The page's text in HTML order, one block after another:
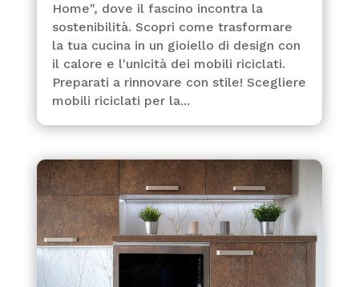
Home", dove il fascino incontra la
sostenibilità. Scopri come trasformare
la tua cucina in un gioiello di design con
il calore e l'unicità dei mobili riciclati.
Preparati a rinnovare con stile! Scegliere
mobili riciclati per la...